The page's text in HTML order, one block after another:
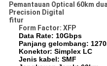
Pemantauan Optical 60km
Precision Digital
fitur
Form Factor: XFP
Data Rate: 10Gbps
Panjang gelombang:
Konektor: Simplex LC
Jenis kabel: SMF